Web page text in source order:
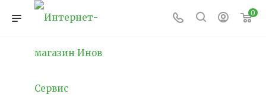
0